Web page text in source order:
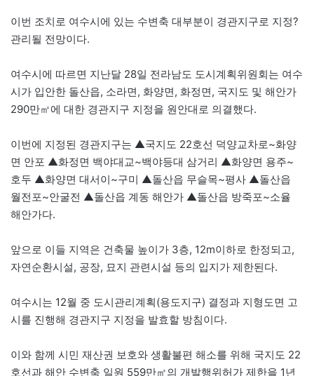
이번 조치로 여수시에 있는 수변축 대부분이 경관지구로 지정?
관리될 전망이다.
여수시에 따르면 지난달 28일 전라남도 도시계획위원회는 여수
시가 입안한 돌산읍, 소라면, 화양면, 화정면, 국지도 및 해안가
290만㎡에 대한 경관지구 지정을 원안대로 의결했다.
이번에 지정된 경관지구는 ▲국지도 22호선 덕양교차로~화양
면 안포 ▲화정면 백야대교~백야등대 삼거리 ▲화양면 용주~
호두 ▲화양면 대서이~구미 ▲돌산읍 무슬목~평사 ▲돌산읍
월전포~안굴전 ▲돌산읍 계동 해안가 ▲돌산읍 방죽포~소율
해안가다.
앞으로 이들 지역은 건축물 높이가 3층, 12m이하로 한정되고,
자연순환시설, 공장, 묘지 관련시설 등의 입지가 제한된다.
여수시는 12월 중 도시관리계획(용도지구) 결정과 지형도면 고
시를 진행해 경관지구 지정을 발효할 방침이다.
이와 함께 시민 재산권 보호와 생활불편 해소를 위해 국지도 22
호선과 해안 수변축 일원 559만㎡의 개발행위허가 제한을 1년